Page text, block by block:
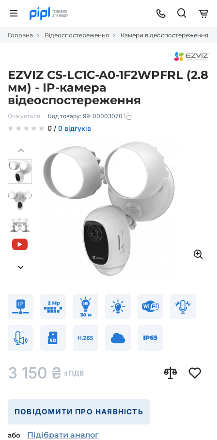
Головна Відеоспостереження Камери відеоспостереження
EZVIZ CS-LC1C-A0-1F2WPFRL (2.8
мм) - IP-камера
відеоспостереження
Очікується Код товару: 99-00003070
0 / 0 відгуків
3 150 ₴ з ПДВ
ПОВІДОМИТИ ПРО НАЯВНІСТЬ
або Підібрати аналог